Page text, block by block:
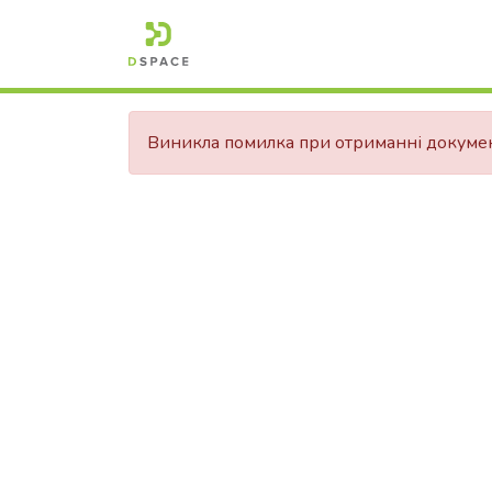
Виникла помилка при отриманні